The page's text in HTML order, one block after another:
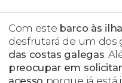
Com este barco às
desfrutará de um dos
das costas galegas.
preocupar em
acesso porque já está